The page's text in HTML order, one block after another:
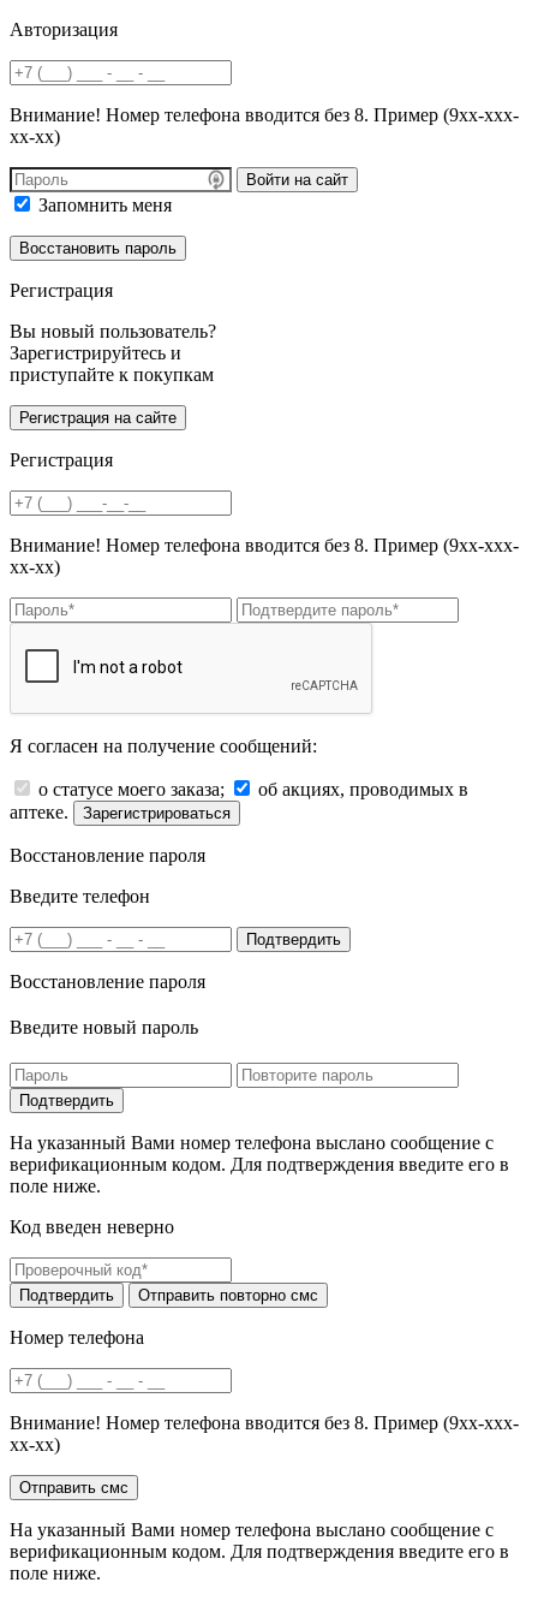
Авторизация
Внимание! Номер телефона вводится без 8. Пример (9хх-ххх-
хх-хх)
Войти на сайт
Запомнить меня
Регистрация
Вы новый пользователь?
Зарегистрируйтесь и
приступайте к покупкам
Регистрация
Внимание! Номер телефона вводится без 8. Пример (9хх-ххх-
хх-хх)
Я согласен на получение сообщений:
о статусе моего заказа;
об акциях, проводимых в
аптеке.
Зарегистрироваться
Восстановление пароля
Введите телефон
Подтвердить
Восстановление пароля
Введите новый пароль
На указанный Вами номер телефона выслано сообщение с
верификационным кодом. Для подтверждения введите его в
поле ниже.
Код введен неверно
Номер телефона
Внимание! Номер телефона вводится без 8. Пример (9хх-ххх-
хх-хх)
На указанный Вами номер телефона выслано сообщение с
верификационным кодом. Для подтверждения введите его в
поле ниже.